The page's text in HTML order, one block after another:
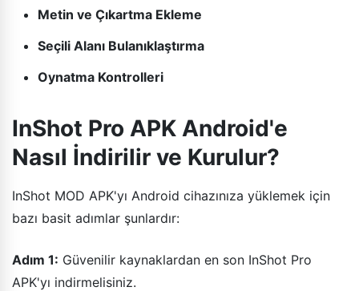
Metin ve Çıkartma Ekleme
Seçili Alanı Bulanıklaştırma
Oynatma Kontrolleri
InShot Pro APK Android'e
Nasıl İndirilir ve Kurulur?
InShot MOD APK'yı Android cihazınıza yüklemek için
bazı basit adımlar şunlardır:
Adım 1: Güvenilir kaynaklardan en son InShot Pro
APK'yı indirmelisiniz.